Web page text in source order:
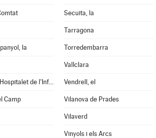
Secuita, la
Tarragona
la Torredembarra
Vallclara
Vandellòs i l'Hospitalet de l'Infant Vendrell, el
Camp Vilanova de Prades
Vilaverd
Vinyols i els Arcs